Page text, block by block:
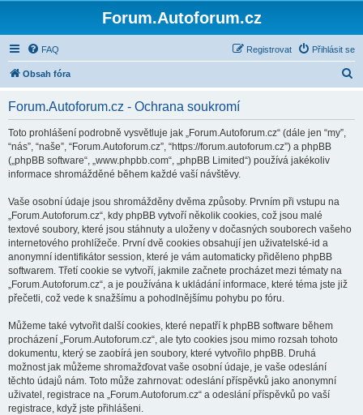
Forum.Autoforum.cz
FAQ Přihlásit se
Registrovat
Obsah fóra
Forum.Autoforum.cz - Ochrana soukromí
Toto prohlášení podrobně vysvětluje jak „Forum.Autoforum.cz“ (dále jen “my”,
“nás”, “naše”, “Forum.Autoforum.cz”, “https://forum.autoforum.cz”) a phpBB
(„phpBB software“, „www.phpbb.com“, „phpBB Limited“) používá jakékoliv
informace shromážděné během každé vaší návštěvy.
Vaše osobní údaje jsou shromážděny dvěma způsoby. Prvním při vstupu na
„Forum.Autoforum.cz“, kdy phpBB vytvoří několik cookies, což jsou malé
textové soubory, které jsou stáhnuty a uloženy v dočasných souborech vašeho
internetového prohlížeče. První dvě cookies obsahují jen uživatelské-id a
anonymní identifikátor session, které je vám automaticky přiděleno phpBB
softwarem. Třetí cookie se vytvoří, jakmile začnete procházet mezi tématy na
„Forum.Autoforum.cz“, a je používána k ukládání informace, které téma jste již
přečetli, což vede k snažšímu a pohodlnějšímu pohybu po fóru.
Můžeme také vytvořit další cookies, které nepatří k phpBB software během
procházení „Forum.Autoforum.cz“, ale tyto cookies jsou mimo rozsah tohoto
dokumentu, který se zaobírá jen soubory, které vytvořilo phpBB. Druhá
možnost jak můžeme shromažďovat vaše osobní údaje, je vaše odeslání
těchto údajů nám. Toto může zahrnovat: odeslání příspěvků jako anonymní
uživatel, registrace na „Forum.Autoforum.cz“ a odeslání příspěvků po vaší
registrace, když jste přihlášeni.